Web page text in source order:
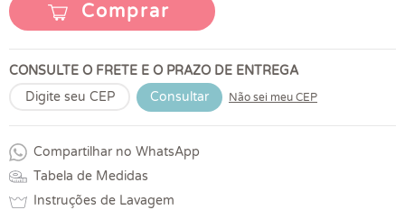
Comprar
CONSULTE O FRETE E O PRAZO DE ENTREGA
Consultar
Não sei meu CEP
Compartilhar no WhatsApp
Tabela de Medidas
Instruções de Lavagem